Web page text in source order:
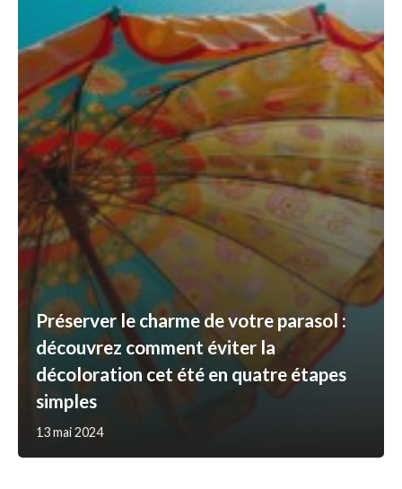
Préserver le charme de votre parasol :
découvrez comment éviter la
décoloration cet été en quatre étapes
simples
13 mai 2024